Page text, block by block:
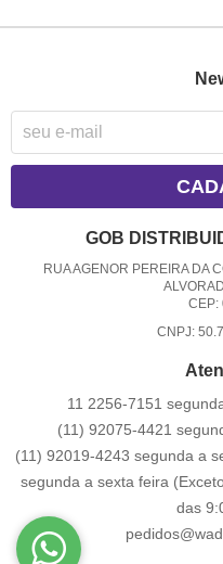
GOB
RUA AGENOR PEREIRA DA
CEP:
CNPJ:
11 2256-7151
(11) 92075-4421
(11) 92019-4243 segunda a
segunda a sexta feira
das